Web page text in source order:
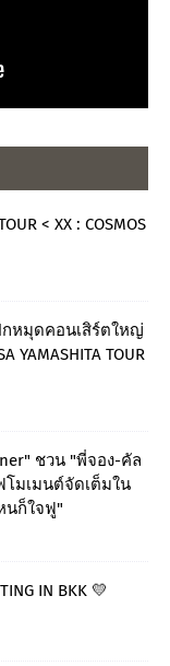
< XX : COSMOS
หมุดคอนเสิร์ตใหญ่
YAMASHITA TOUR
ชวน "พี่จอง-คัล
โมเมนต์จัดเต็มใน
นก็ใจฟู"
IN BKK 💛